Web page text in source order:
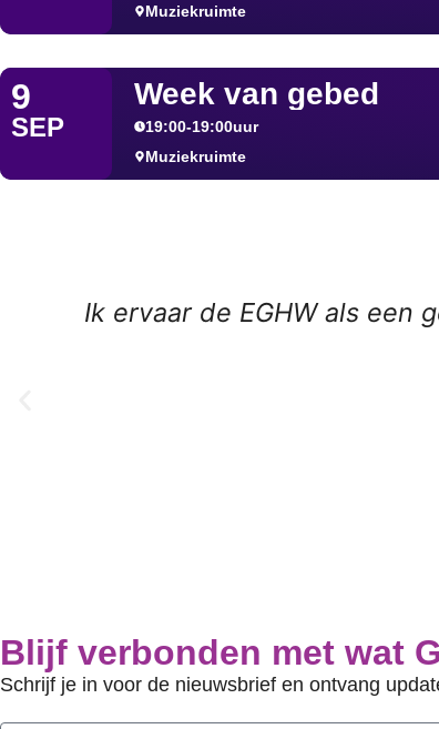
Muziekruimte
9
SEP
Week van gebed
19:00-19:00uur
Muziekruimte
Ik ervaar de EGHW als een
Blijf verbonden met wat
Schrijf je in voor de nieuwsbrief en ontvang